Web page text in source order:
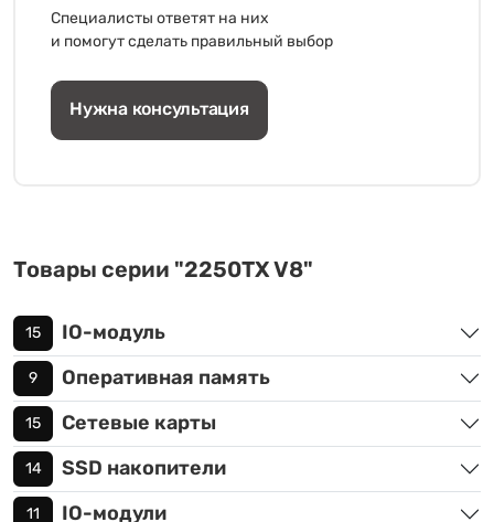
Специалисты ответят на них
и помогут сделать правильный выбор
Нужна консультация
Товары серии "2250TX V8"
15 IO-модуль
9 Оперативная память
15 Сетевые карты
14 SSD накопители
11 IO-модули